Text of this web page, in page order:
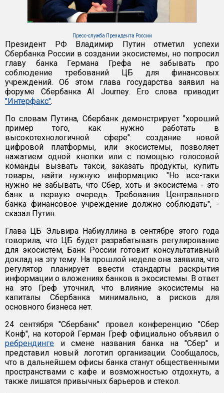
Пресс-служба Президента России
Президент РФ Владимир Путин отметил успехи
Сбербанка России в создании экосистемы, но попросил
главу банка Германа Грефа не забывать про
соблюдение требований ЦБ для финансовых
учреждений. Об этом глава государства заявил на
форуме Сбербанка AI Journey. Его слова приводит
"Интерфакс".
По словам Путина, Сбербанк демонстрирует "хороший
пример того, как нужно работать в
высокотехнологичной сфере": создание новой
цифровой платформы, или экосистемы, позволяет
нажатием одной кнопки или с помощью голосовой
команды вызвать такси, заказать продукты, купить
товары, найти нужную информацию. "Но все-таки
нужно не забывать, что Сбер, хоть и экосистема - это
банк в первую очередь. Требования Центрального
банка финансовое учреждение должно соблюдать", -
сказал Путин.
Глава ЦБ Эльвира Набиуллина в сентябре этого года
говорила, что ЦБ будет разрабатывать регулирование
для экосистем, Банк России готовит консультативный
доклад на эту тему. На прошлой неделе она заявила, что
регулятор планирует ввести стандарты раскрытия
информации о вложениях банков в экосистемы. В ответ
на это Греф уточнил, что влияние экосистемы на
капиталы Сбербанка минимально, а рисков для
основного бизнеса нет.
24 сентября "Сбербанк" провел конференцию "Сбер
Конф", на которой Герман Греф официально объявил о
ребрендинге и смене названия банка на "Сбер" и
представил новый логотип организации. Сообщалось,
что в дальнейшем офисы банка станут общественными
пространствами с кафе и возможностью отдохнуть, а
также лишатся привычных барьеров и стекол.